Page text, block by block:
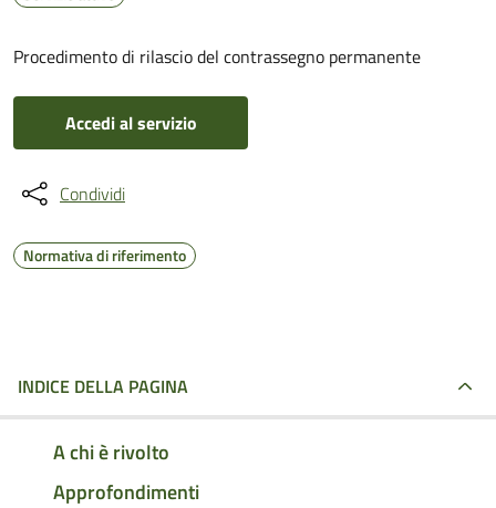
Procedimento di rilascio del contrassegno permanente
Accedi al servizio
Condividi
Normativa di riferimento
INDICE DELLA PAGINA
A chi è rivolto
Approfondimenti